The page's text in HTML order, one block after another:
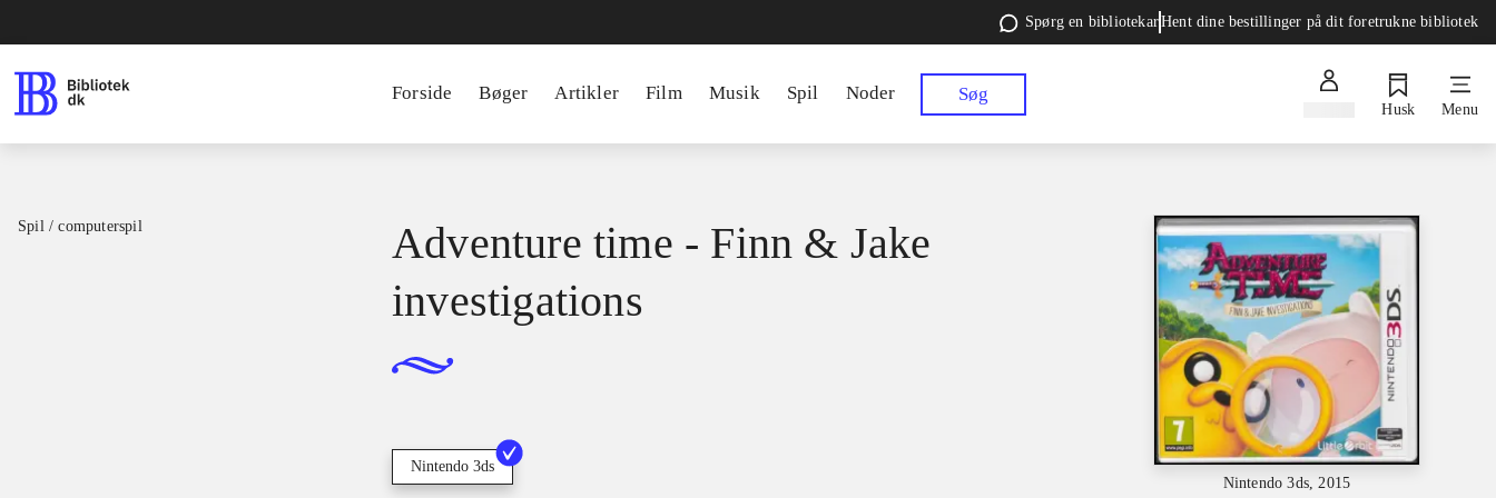
Spørg en bibliotekarHent dine bestillinger på dit foretrukne bibliotek
Forside Bøger Artikler Film Musik Spil Noder Søg
Husk Menu
Spil / computerspil
Nintendo 3ds, 2015
Adventure time - Finn & Jake
investigations
Nintendo 3ds